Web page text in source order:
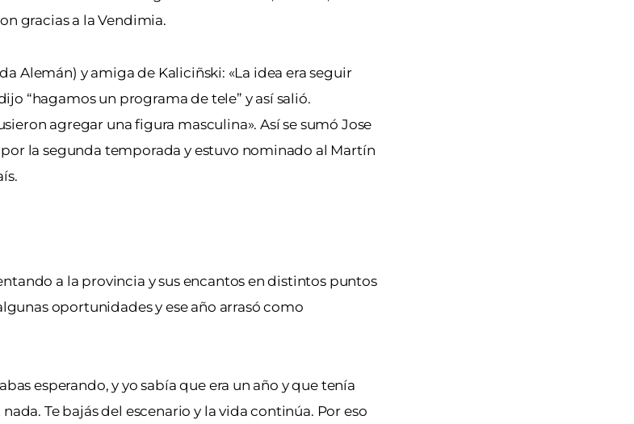
gracias a la Vendimia.
Alemán) y amiga de Kaliciñski: «La idea era seguir
“hagamos un programa de tele” y así salió.
agregar una figura masculina». Así se sumó Jose
por la segunda temporada y estuvo nominado al Martín
a la provincia y sus encantos en distintos puntos
oportunidades y ese año arrasó como
esperando, y yo sabía que era un año y que tenía
Te bajás del escenario y la vida continúa. Por eso